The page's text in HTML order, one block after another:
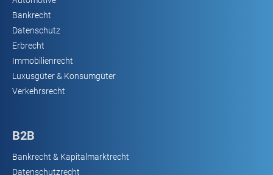
Bankrecht
Datenschutz
Erbrecht
Immobilienrecht
Luxusgüter & Konsumgüter
Verkehrsrecht
B2B
Bankrecht & Kapitalmarktrecht
Datenschutzrecht